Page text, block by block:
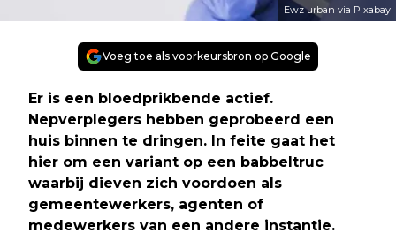
Ewz urban via Pixabay
Voeg toe als voorkeursbron op Google
Er is een bloedprikbende actief.
Nepverplegers hebben geprobeerd een
huis binnen te dringen. In feite gaat het
hier om een variant op een babbeltruc
waarbij dieven zich voordoen als
gemeentewerkers, agenten of
medewerkers van een andere instantie.